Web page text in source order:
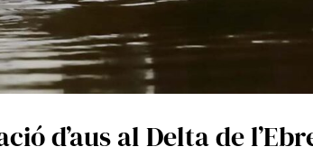
d’aus al Delta de